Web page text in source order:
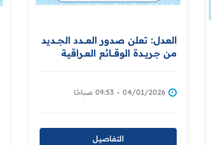
العدل: تعلن صدور العــــدد الجـــديد
من جـريــدة ‏الوقــــائع العــراقية
04/01/2026 - 09:53 صباحًا
التفاصيل